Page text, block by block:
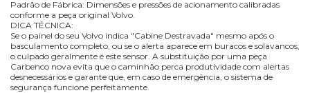
Padrão de Fábrica: Dimensões e pressões de acionamento calibradas
conforme a peça original Volvo.
DICA TÉCNICA:
Se o painel do seu Volvo indica "Cabine Destravada" mesmo após o
basculamento completo, ou se o alerta aparece em buracos e solavancos,
o culpado geralmente é este sensor. A substituição por uma peça
Carbenco nova evita que o caminhão perca produtividade com alertas
desnecessários e garante que, em caso de emergência, o sistema de
segurança funcione perfeitamente.